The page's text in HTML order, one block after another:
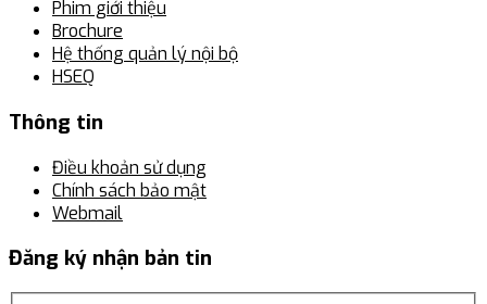
Phim giới thiệu
Brochure
Hệ thống quản lý nội bộ
HSEQ
Thông tin
Điều khoản sử dụng
Chính sách bảo mật
Webmail
Đăng ký nhận bản tin